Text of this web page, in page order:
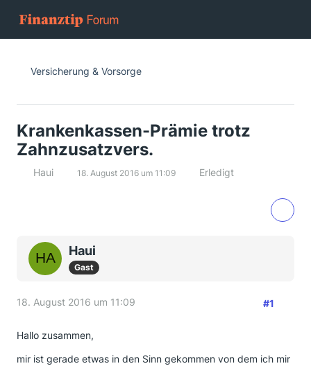
Versicherung & Vorsorge
Krankenkassen-Prämie trotz
Zahnzusatzvers.
Haui 18. August 2016 um 11:09 Erledigt
Haui
Gast
18. August 2016 um 11:09 #1
Hallo zusammen,
mir ist gerade etwas in den Sinn gekommen von dem ich mir